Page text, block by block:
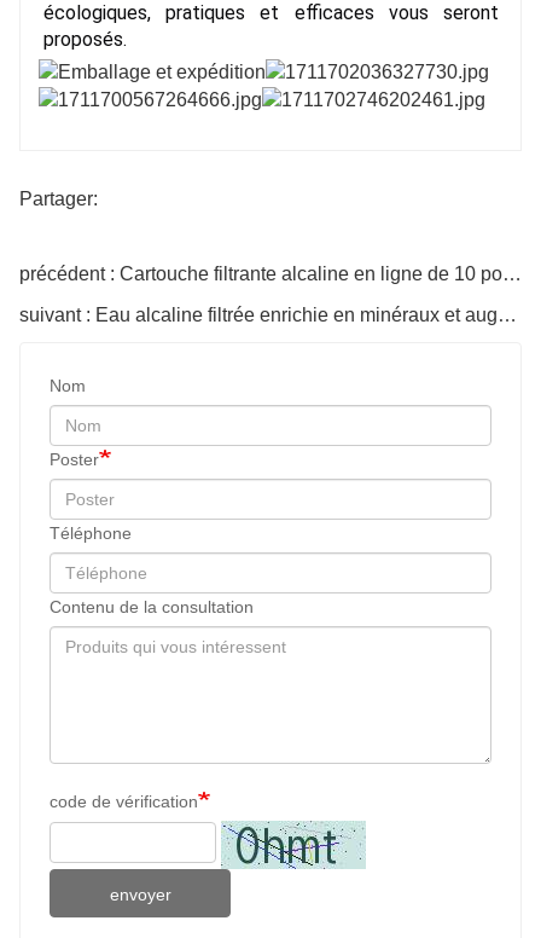
écologiques, pratiques et efficaces vous seront
proposés.
Partager:
précédent : Cartouche filtrante alcaline en ligne de 10 pouces, élément purificateur
suivant : Eau alcaline filtrée enrichie en minéraux et augmentant le pH
Nom
Poster
Téléphone
Contenu de la consultation
code de vérification
envoyer